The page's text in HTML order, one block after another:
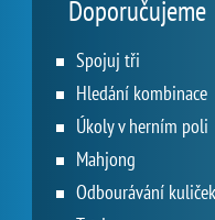
Doporučujeme
Spojuj tři
Hledání kombinace
Úkoly v herním poli
Mahjong
Odbourávání kuliček